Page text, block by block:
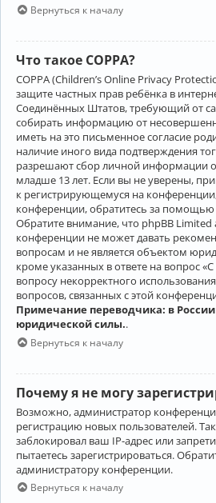
Вернуться к началу
Что такое COPPA?
COPPA (Children’s Online Privacy
защите частных прав ребёнка в
Соединённых Штатов, требующий от
собирать информацию от
иметь на это письменное согласие
наличие иного вида подтверждения
разрешают сбор личной информации
младше 13 лет. Если вы не уверены,
к регистрирующемуся на
конференции, обратитесь за помощью
Обратите внимание, что phpBB
конференции не может давать
вопросам и не является объектом
кроме указанных в ответе на вопрос
вопросу некорректного
вопросов, связанных с этой
Примечание переводчика: в
юридической силы..
Вернуться к началу
Почему я не могу
Возможно, администратор
регистрацию новых пользователей.
заблокировал ваш IP-адрес или
пытаетесь зарегистрироваться.
администратору конференции.
Вернуться к началу